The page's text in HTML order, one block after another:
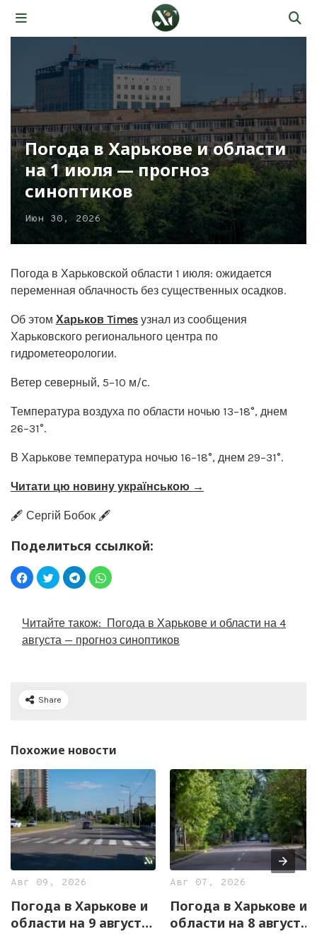
Погода в Харькове и области
на 1 июля — прогноз
синоптиков
Июн 30, 2026
Погода в Харьковской области 1 июля: ожидается
переменная облачность без существенных осадков.
Об этом Харьков Times узнал из сообщения
Харьковского регионального центра по
гидрометеорологии.
Ветер северный, 5–10 м/с.
Температура воздуха по области ночью 13–18°, днем
26–31°.
В Харькове температура ночью 16–18°, днем 29–31°.
Читати цю новину українською →
🖋️ Сергій Бобок 🖋️
Поделиться ссылкой:
Читайте також: Погода в Харькове и области на 4
августа — прогноз синоптиков
Share
Похожие новости
Авг 09, 2026
Погода в Харькове и
области на 9 августа
Авг 07, 2026
Погода в Харькове и
области на 8 августа